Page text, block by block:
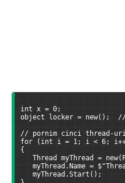
int x = 0;
object locker = new();
// pornim cinci thread-
for (int i = 1; i < 6;
{
Thread myThread =
myThread.Name =
myThread.Start();